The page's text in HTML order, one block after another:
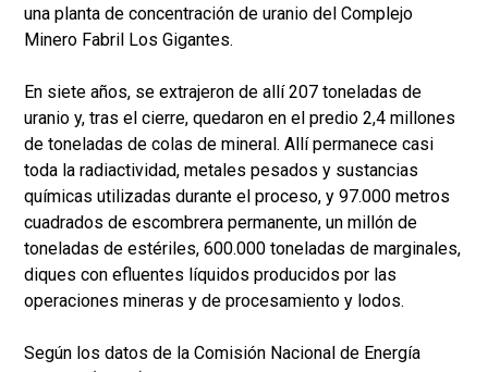
una planta de concentración de uranio del Complejo
Minero Fabril Los Gigantes.
En siete años, se extrajeron de allí 207 toneladas de
uranio y, tras el cierre, quedaron en el predio 2,4 millones
de toneladas de colas de mineral. Allí permanece casi
toda la radiactividad, metales pesados y sustancias
químicas utilizadas durante el proceso, y 97.000 metros
cuadrados de escombrera permanente, un millón de
toneladas de estériles, 600.000 toneladas de marginales,
diques con efluentes líquidos producidos por las
operaciones mineras y de procesamiento y lodos.
Según los datos de la Comisión Nacional de Energía